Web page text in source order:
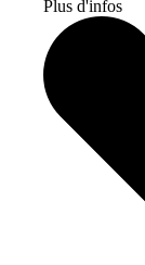
Plus d'infos